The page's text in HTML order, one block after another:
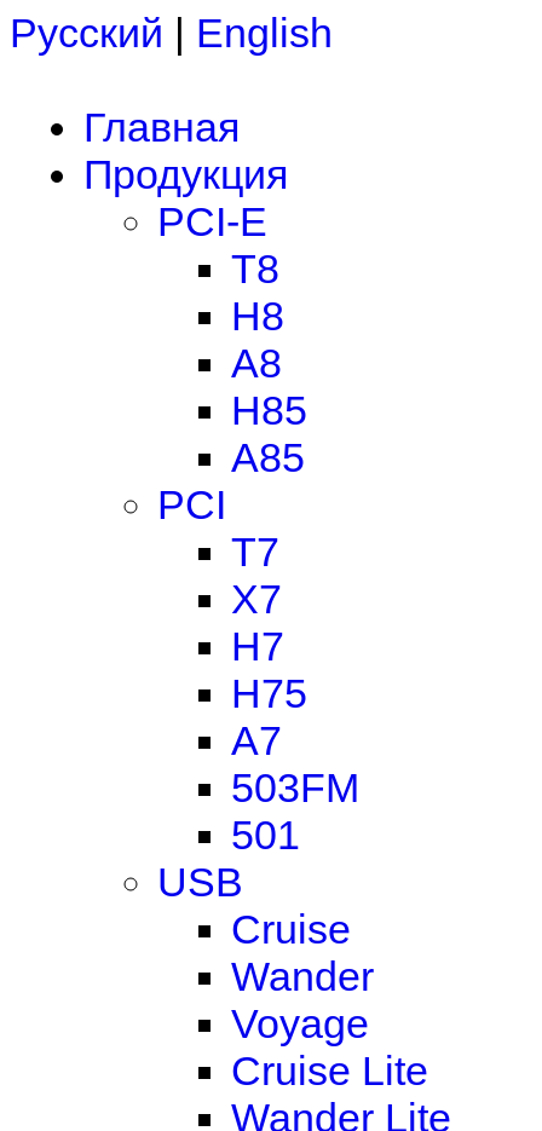
Русский | English
Главная
Продукция
PCI-E
T8
H8
A8
H85
A85
PCI
T7
X7
H7
H75
A7
503FM
501
USB
Cruise
Wander
Voyage
Cruise Lite
Wander Lite